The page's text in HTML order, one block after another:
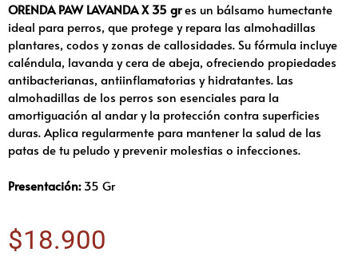
ORENDA PAW LAVANDA X 35 gres un bálsamo humectante
ideal para perros, que protege y repara las almohadillas
plantares, codos y zonas de callosidades. Su fórmula incluye
caléndula, lavanda y cera de abeja, ofreciendo propiedades
antibacterianas, antiinflamatorias y hidratantes. Las
almohadillas de los perros son esenciales para la
amortiguación al andar y la protección contra superficies
duras. Aplica regularmente para mantener la salud de las
patas de tu peludo y prevenir molestias o infecciones.
Presentación:35 Gr
$18.900